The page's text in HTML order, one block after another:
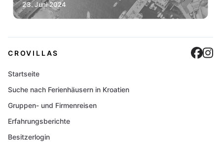
23. Juni 2024
CROVILLAS
Startseite
Suche nach Ferienhäusern in Kroatien
Gruppen- und Firmenreisen
Erfahrungsberichte
Besitzerlogin